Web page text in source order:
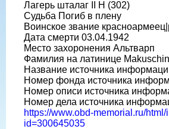
Лагерь шталаг II H (302)
Судьба Погиб в плену
Воинское звание
Дата смерти 03.04.1942
Место захоронения Альтварп
Фамилия на латинице Makuschin
Название источника
Номер фонда источника
Номер описи источника
Номер дела источника
https://www.obd-memorial.ru/html/
id=300645035